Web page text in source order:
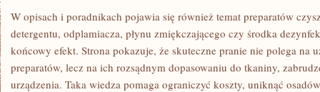
W opisach i poradnikach pojawia się również temat preparatów
detergentu, odplamiacza, płynu zmiękczającego czy środka
końcowy efekt. Strona pokazuje, że skuteczne pranie nie polega na
preparatów, lecz na ich rozsądnym dopasowaniu do tkaniny,
urządzenia. Taka wiedza pomaga ograniczyć koszty, uniknąć